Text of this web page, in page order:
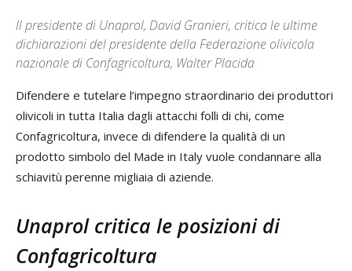
Il presidente di Unaprol, David Granieri, critica le ultime
dichiarazioni del presidente della Federazione olivicola
nazionale di Confagricoltura, Walter Placida
Difendere e tutelare l’impegno straordinario dei produttori
olivicoli in tutta Italia dagli attacchi folli di chi, come
Confagricoltura, invece di difendere la qualità di un
prodotto simbolo del Made in Italy vuole condannare alla
schiavitù perenne migliaia di aziende.
Unaprol critica le posizioni di
Confagricoltura